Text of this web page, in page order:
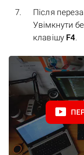
Після
Увімкнути
клавішу F4.